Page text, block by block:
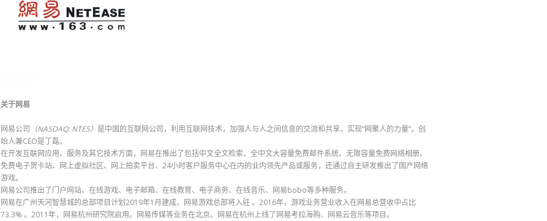
关于网易
网易公司 （NASDAQ: NTES） 是中国的互联网公司，利用互联网技术，加强人与人之间信息的交流和共享，实现“网聚人的力量”。创
始人兼CEO是丁磊。
在开发互联网应用、服务及其它技术方面，网易在推出了包括中文全文检索、全中文大容量免费邮件系统、无限容量免费网络相册、
免费电子贺卡站、网上虚拟社区、网上拍卖平台、24小时客户服务中心在内的业内领先产品或服务，还通过自主研发推出了国产网络
游戏。
网易公司推出了门户网站、在线游戏、电子邮箱、在线教育、电子商务、在线音乐、网易bobo等多种服务。
网易在广州天河智慧城的总部项目计划2019年1月建成，网易游戏总部将入驻 。2016年，游戏业务营业收入在网易总营收中占比
73.3% 。2011年，网易杭州研究院启用。网易传媒等业务在北京。网易在杭州上线了网易考拉海购、网易云音乐等项目。